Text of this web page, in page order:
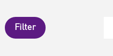
Filter